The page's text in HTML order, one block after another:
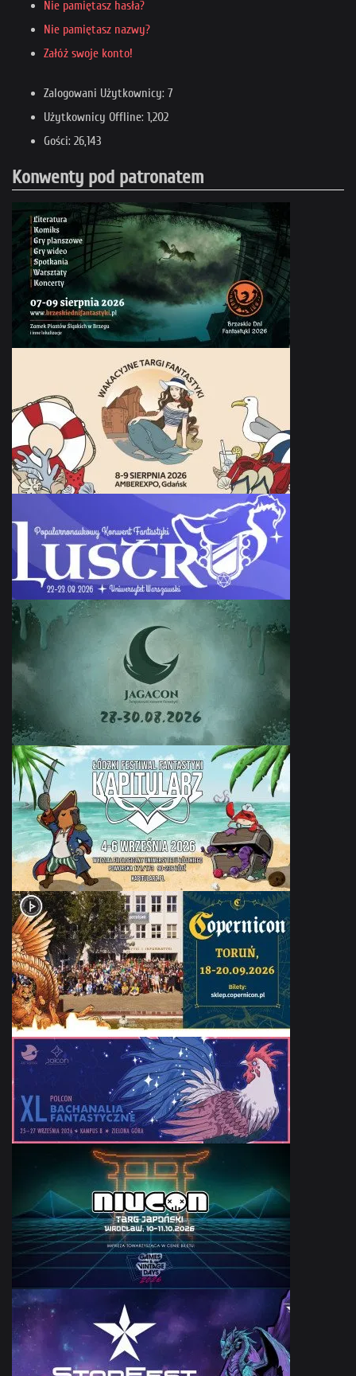
Nie pamiętasz hasła?
Nie pamiętasz nazwy?
Załóż swoje konto!
Zalogowani Użytkownicy: 7
Użytkownicy Offline: 1,202
Gości: 26,143
Konwenty pod patronatem